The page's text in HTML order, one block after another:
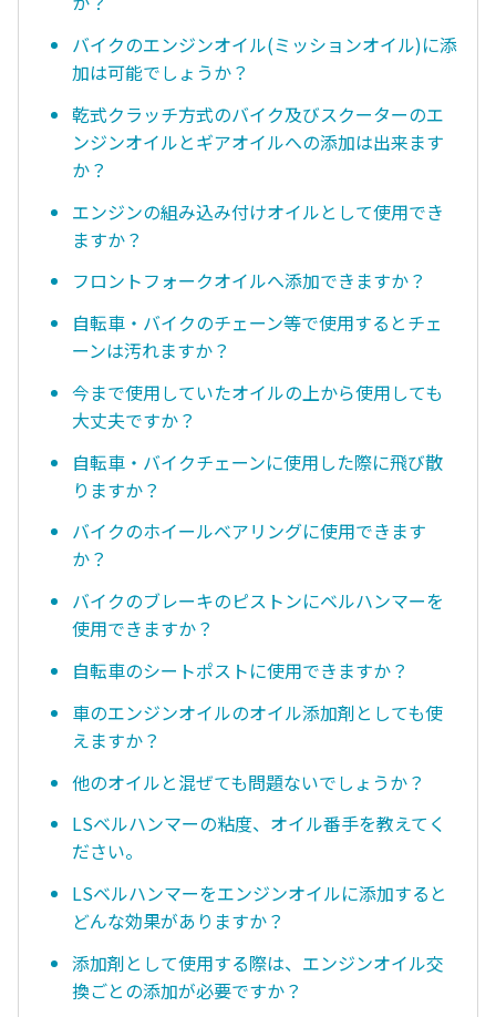
バイクのエンジンオイル(ミッションオイル)に添
加は可能でしょうか？
乾式クラッチ方式のバイク及びスクーターのエ
ンジンオイルとギアオイルへの添加は出来ます
か？
エンジンの組み込み付けオイルとして使用でき
ますか？
フロントフォークオイルへ添加できますか？
自転車・バイクのチェーン等で使用するとチェ
ーンは汚れますか？
今まで使用していたオイルの上から使用しても
大丈夫ですか？
自転車・バイクチェーンに使用した際に飛び散
りますか？
バイクのホイールベアリングに使用できます
か？
バイクのブレーキのピストンにベルハンマーを
使用できますか？
自転車のシートポストに使用できますか？
車のエンジンオイルのオイル添加剤としても使
えますか？
他のオイルと混ぜても問題ないでしょうか？
LSベルハンマーの粘度、オイル番手を教えてく
ださい。
LSベルハンマーをエンジンオイルに添加すると
どんな効果がありますか？
添加剤として使用する際は、エンジンオイル交
換ごとの添加が必要ですか？